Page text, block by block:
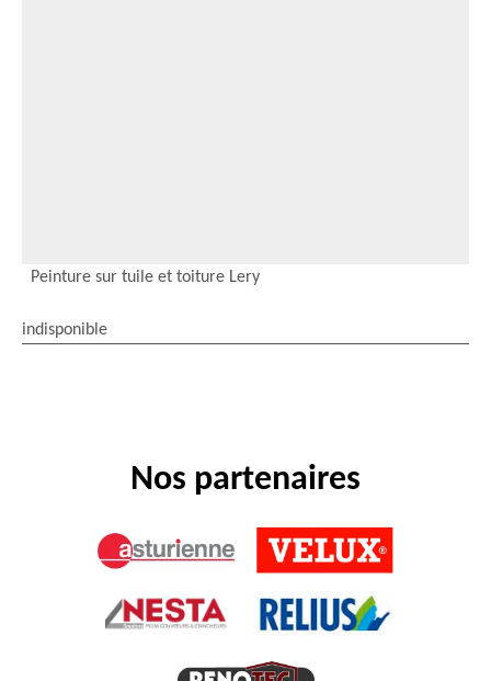
Peinture sur tuile et toiture Lery
indisponible
Nos partenaires